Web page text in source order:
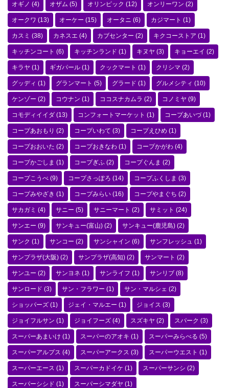
オギノ (4) オザム (5) オリンピック (12) オンリーワン (2)
オークワ (13) オーケー (15) オータニ (6) カジマート (1)
カスミ (38) カネスエ (4) カブセンター (2) キクコーストア (1)
キッチンコート (6) キッチンランド (1) キヌヤ (3) キョーエイ (2)
キラヤ (1) ギガパール (1) クックマート (1) クリシマ (2)
グッディ (1) グランマート (5) グラード (1) グルメシティ (10)
ケンゾー (2) コウナン (1) ココスナカムラ (2) コノミヤ (9)
コモディイイダ (13) コンフォートマーケット (1) コープあいづ(1)
コープあおもり (2) コープいわて (3) コープえひめ (1)
コープおおいた (2) コープおきなわ (1) コープかがわ (4)
コープかごしま (1) コープぎふ (2) コープぐんま (2)
コープこうべ (9) コープさっぽろ (14) コープふくしま (3)
コープみやざき (1) コープみらい (16) コープやまぐち (2)
サカガミ (4) サニー (5) サニーマート (2) サミット (24)
サンエー (9) サンキュー(富山) (2) サンキュー(鹿児島) (2)
サンク (1) サンコー (2) サンシャイン (6) サンフレッシュ (1)
サンプラザ(大阪) (2) サンプラザ(高知) (2) サンマート (2)
サンユー (2) サンヨネ (1) サンライフ (1) サンリブ (8)
サンロード (3) サン・フラワー (1) サン・マルシェ (2)
ショッパーズ (1) ジェイ・マルエー (1) ジョイス (3)
ジョイフルサン (1) ジョイフーズ (4) スズキヤ (2) スパーク (3)
スーパーあまいけ (1) スーパーのアオキ (1) スーパーみらべる (5)
スーパーアルプス (4) スーパーアークス (3) スーパーウエスト (1)
スーパーエース (1) スーパーカドイケ (1) スーパーサンシ (2)
スーパーシシド (1) スーパーシマダヤ (1)